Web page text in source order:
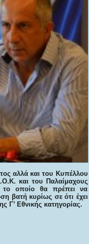
αλλά και του Κυπέλλου
και του Παλαίμαχους
το οποίο θα πρέπει να
βατή κυρίως σε ότι έχει
Γ’ Εθνικής κατηγορίας.